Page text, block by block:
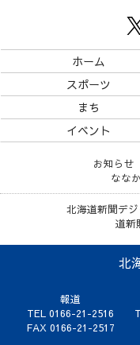
ホーム
スポーツ
まち
イベント
お知らせ
なな
北海道新聞デジ
道新
北
報道
TEL 0166-21-2516
FAX 0166-21-2517